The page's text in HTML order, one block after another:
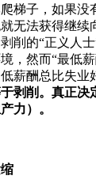
梯子，如果没
无法获得继续
削的“正义人
，然而“最低
薪酬总比失业
剥削。真正决
力）。